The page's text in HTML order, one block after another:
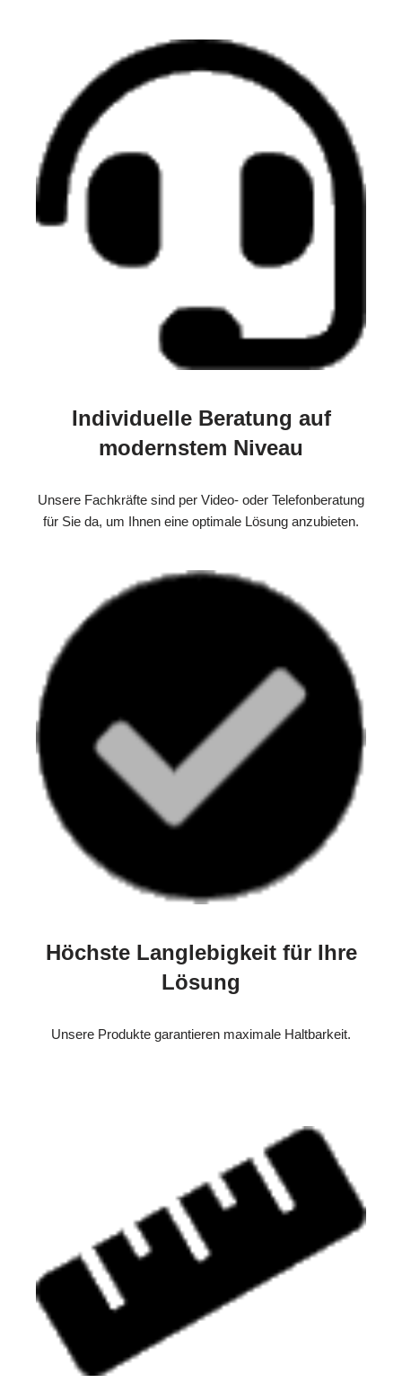
Individuelle Beratung auf
modernstem Niveau
Unsere Fachkräfte sind per Video- oder Telefonberatung
für Sie da, um Ihnen eine optimale Lösung anzubieten.
Höchste Langlebigkeit für Ihre
Lösung
Unsere Produkte garantieren maximale Haltbarkeit.